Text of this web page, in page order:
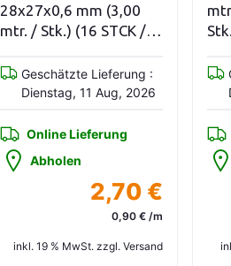
28x27x0,6 mm (3,00
mtr. / Stk.) (16 STCK /
Geschätzte Lieferung :
Dienstag, 11 Aug, 2026
Online Lieferung
Abholen
2,70 €
0,90 € /m
inkl. 19 % MwSt. zzgl. Versand